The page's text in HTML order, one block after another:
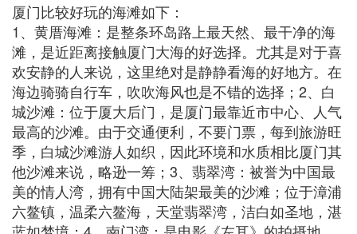
厦门比较好玩的海滩如下：
1、黄厝海滩：是整条环岛路上最天然、最干净的海
滩，是近距离接触厦门大海的好选择。尤其是对于喜
欢安静的人来说，这里绝对是静静看海的好地方。在
海边骑骑自行车，吹吹海风也是不错的选择；2、白
城沙滩：位于厦大后门，是厦门最靠近市中心、人气
最高的沙滩。由于交通便利，不要门票，每到旅游旺
季，白城沙滩游人如织，因此环境和水质相比厦门其
他沙滩来说，略逊一筹；3、翡翠湾：被誉为中国最
美的情人湾，拥有中国大陆架最美的沙滩；位于漳浦
六鳌镇，温柔六鳌海，天堂翡翠湾，洁白如圣地，湛